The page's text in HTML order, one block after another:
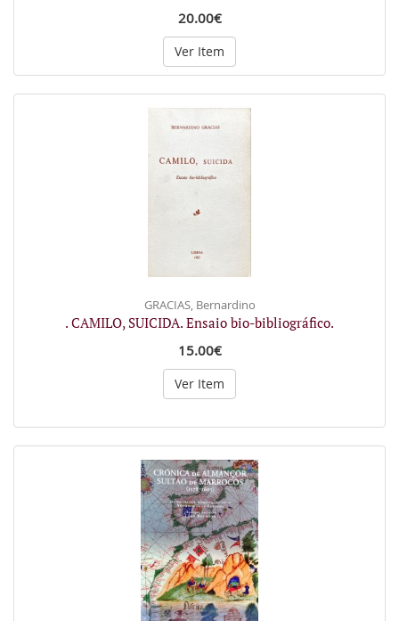
20.00€
Ver Item
GRACIAS, Bernardino
. CAMILO, SUICIDA. Ensaio bio-bibliográfico.
15.00€
Ver Item